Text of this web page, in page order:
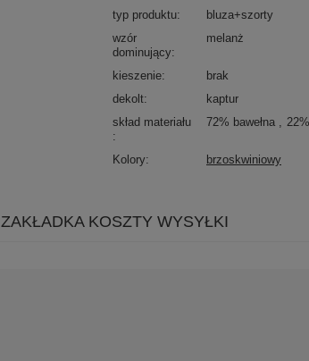
typ produktu
bluza+szorty
wzór
dominujący
melanż
kieszenie
brak
dekolt
kaptur
skład materiału
72% bawełna
Kolory brzoskwiniowy
ZAKŁADKA KOSZTY WYSYŁKI